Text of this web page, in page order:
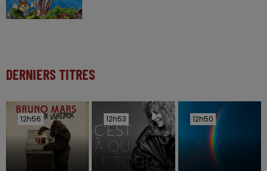
DERNIERS TITRES
12h56
12h56 12h53
12h53 12h50
12h50